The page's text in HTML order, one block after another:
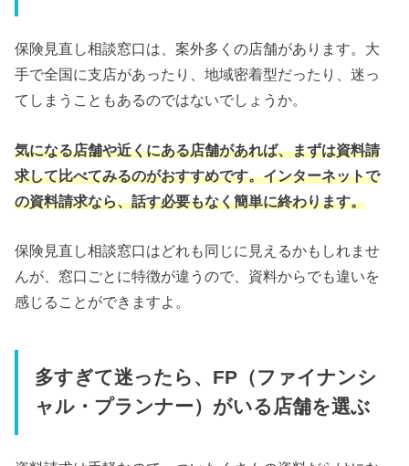
保険見直し相談窓口は、案外多くの店舗があります。大
手で全国に支店があったり、地域密着型だったり、迷っ
てしまうこともあるのではないでしょうか。
気になる店舗や近くにある店舗があれば、まずは資料請
求して比べてみるのがおすすめです。インターネットで
の資料請求なら、話す必要もなく簡単に終わります。
保険見直し相談窓口はどれも同じに見えるかもしれませ
んが、窓口ごとに特徴が違うので、資料からでも違いを
感じることができますよ。
多すぎて迷ったら、FP（ファイナンシ
ャル・プランナー）がいる店舗を選ぶ